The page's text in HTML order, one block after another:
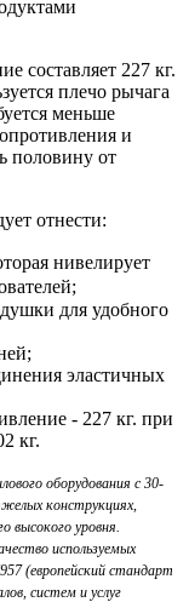
составляет 227 кг.
плечо рычага
меньше
и
половину от
отнести:
нивелирует
для удобного
эластичных
- 227 кг. при
кг.
оборудования с 30-
конструкциях,
высокого уровня.
используемых
(европейский стандарт
систем и услуг